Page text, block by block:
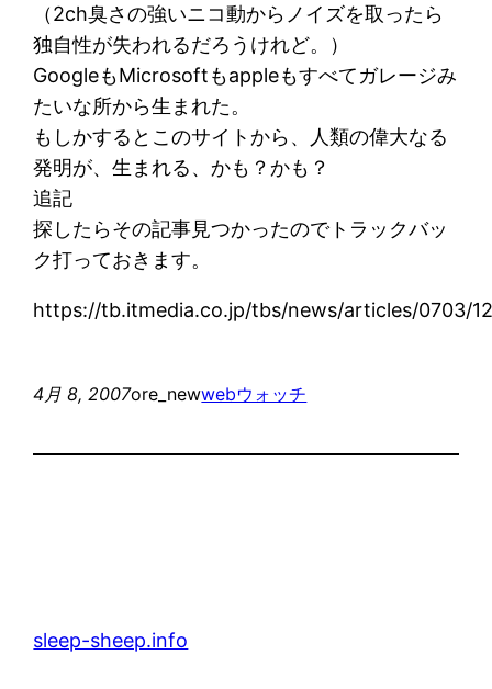
（2ch臭さの強いニコ動からノイズを取ったら
独自性が失われるだろうけれど。）
GoogleもMicrosoftもappleもすべてガレージみ
たいな所から生まれた。
もしかするとこのサイトから、人類の偉大なる
発明が、生まれる、かも？かも？
追記
探したらその記事見つかったのでトラックバッ
ク打っておきます。
https://tb.itmedia.co.jp/tbs/news/articles/0703/
4月 8, 2007ore_newwebウォッチ
sleep-sheep.info